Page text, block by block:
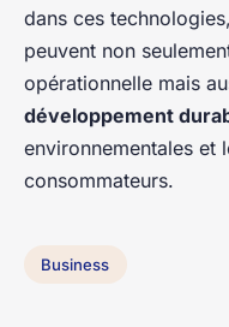
dans ces
peuvent non
opérationnelle mais
développement
environnementales et
consommateurs.
Business